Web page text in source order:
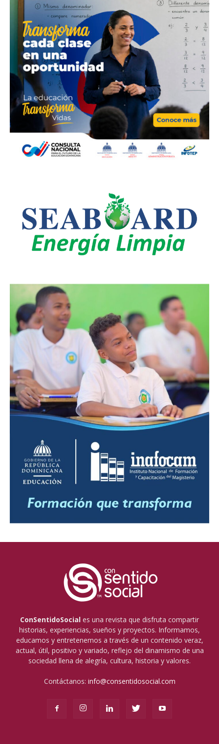
ConSentidoSocial es una revista que disfruta compartir
historias, experiencias, sueños y proyectos. Informamos,
educamos y entretenemos a través de un contenido veraz,
actual, útil, positivo y variado, reflejo del dinamismo de una
sociedad llena de alegría, cultura, historia y valores.
Contáctanos: info@consentidosocial.com